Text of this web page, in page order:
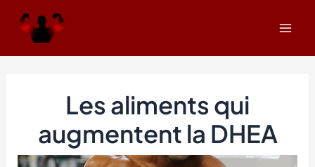
Les aliments qui
augmentent la DHEA
Navigation
des